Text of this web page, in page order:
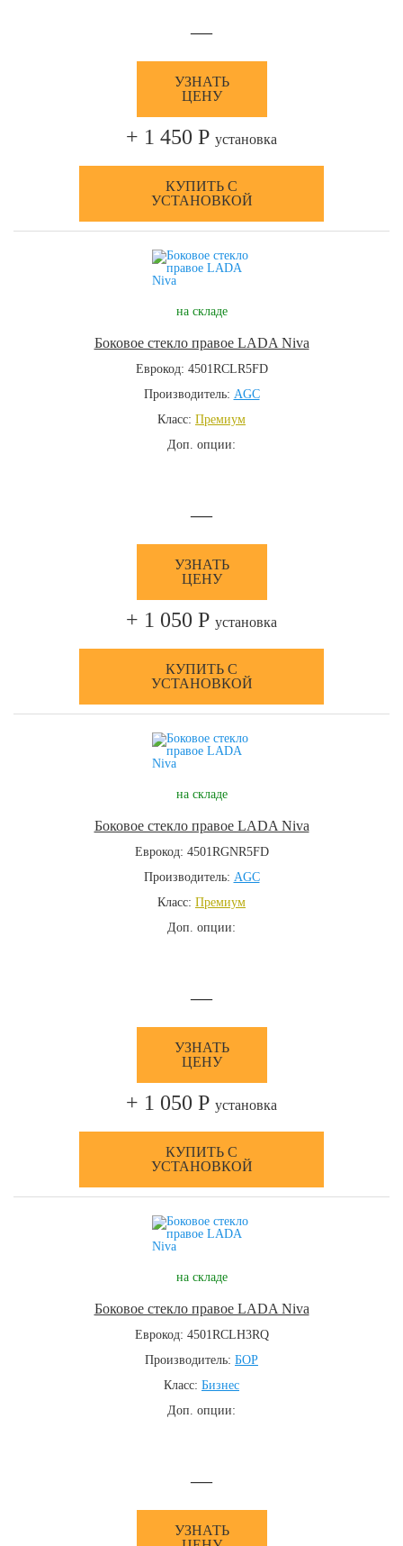
—
УЗНАТЬ
ЦЕНУ
+ 1 450 Р установка
КУПИТЬ С
УСТАНОВКОЙ
на складе
Боковое стекло правое LADA Niva
Еврокод: 4501RCLR5FD
Производитель: AGC
Класс: Премиум
Доп. опции:
—
УЗНАТЬ
ЦЕНУ
+ 1 050 Р установка
КУПИТЬ С
УСТАНОВКОЙ
на складе
Боковое стекло правое LADA Niva
Еврокод: 4501RGNR5FD
Производитель: AGC
Класс: Премиум
Доп. опции:
—
УЗНАТЬ
ЦЕНУ
+ 1 050 Р установка
КУПИТЬ С
УСТАНОВКОЙ
на складе
Боковое стекло правое LADA Niva
Еврокод: 4501RCLH3RQ
Производитель: БОР
Класс: Бизнес
Доп. опции:
—
УЗНАТЬ